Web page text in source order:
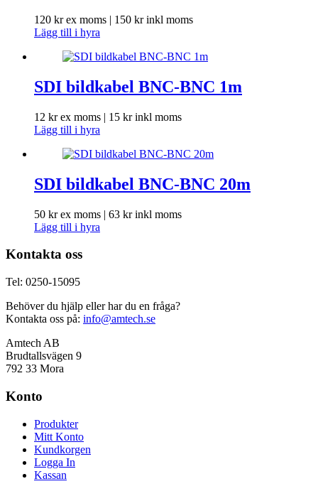
120 krex moms | 150 krinkl moms
Lägg till i hyra
SDI bildkabel BNC-BNC 1m
12 krex moms | 15 krinkl moms
Lägg till i hyra
SDI bildkabel BNC-BNC 20m
50 krex moms | 63 krinkl moms
Lägg till i hyra
Kontakta oss
Tel: 0250-15095
Behöver du hjälp eller har du en fråga?
Kontakta oss på: info@amtech.se
Amtech AB
Brudtallsvägen 9
792 33 Mora
Konto
Produkter
Mitt Konto
Kundkorgen
Logga In
Kassan